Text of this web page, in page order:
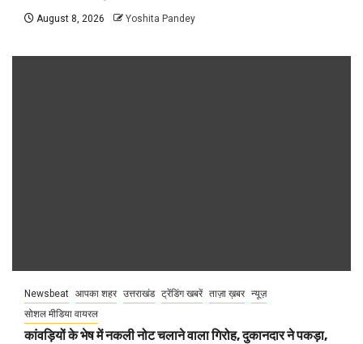
August 8, 2026 Yoshita Pandey
Newsbeat आपका शहर उत्तराखंड ट्रेंडिंग खबरें ताज़ा ख़बर न्यूज़
सोशल मीडिया वायरल
कांवड़ियों के भेष में नकली नोट चलाने वाला गिरोह, दुकानदार ने पकड़ा,